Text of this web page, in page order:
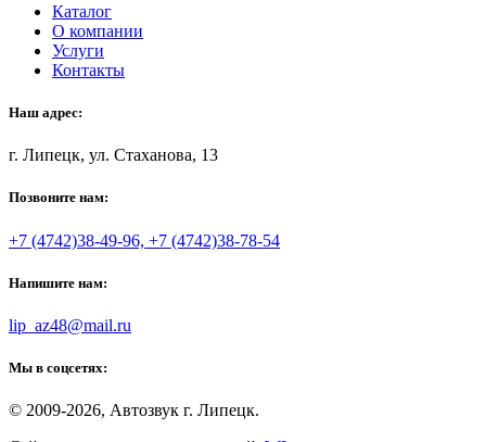
Каталог
О компании
Услуги
Контакты
Наш адрес:
г. Липецк, ул. Стаханова, 13
Позвоните нам:
+7 (4742)38-49-96, +7 (4742)38-78-54
Напишите нам:
lip_az48@mail.ru
Мы в соцсетях:
© 2009-2026, Автозвук г. Липецк.